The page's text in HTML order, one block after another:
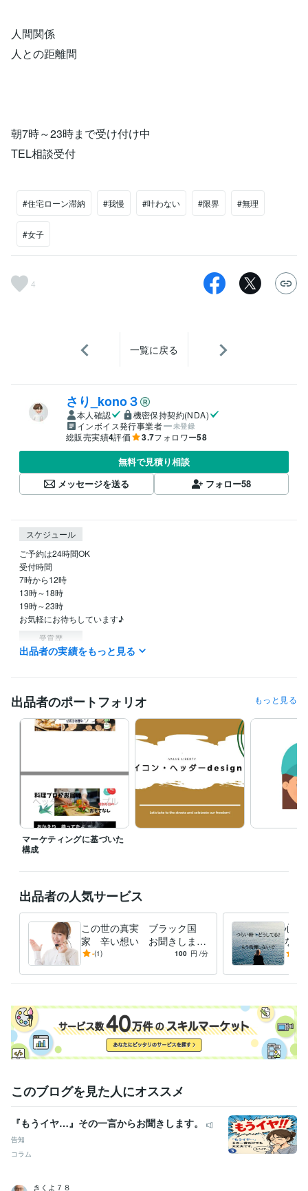
人間関係
人との距離間
朝7時～23時まで受け付け中
TEL相談受付
#住宅ローン滞納 #我慢 #叶わない #限界 #無理
#女子
4
一覧に戻る
さり_kono３
本人確認
機密保持契約(NDA)
インボイス発行事業者
未登録
総販売実績4評価 3.7フォロワー58
無料で見積り相談
メッセージを送る
フォロー58
スケジュール
ご予約は24時間OK
受付時間
7時から12時
13時～18時
19時～23時
お気軽にお待ちしています♪
受賞歴
講談社　イラストレーション佳作
資格・検定
実務者研修 取得年 : 2017年
得意分野
じぶん軸　ブレずに突き進む
これからの時代　メンタル強さは必要な事
丁度良い強さ ブレない自分軸 マインド
文字起し1文字　1円で対応します。
出品者の実績をもっと見る
出品者のポートフォリオ もっと見る
マーケティングに基づいた
構成
出品者の人気サービス
この世の真実 ブラック国
家 辛い想い お聞きします
悩みの根幹を紐解く鍵とは？
-(1) 100 円 /分
心
ない
の
このブログを見た人にオススメ
『もうイヤ…』その一言からお聞きします。
告知
コラム
きくよ７８